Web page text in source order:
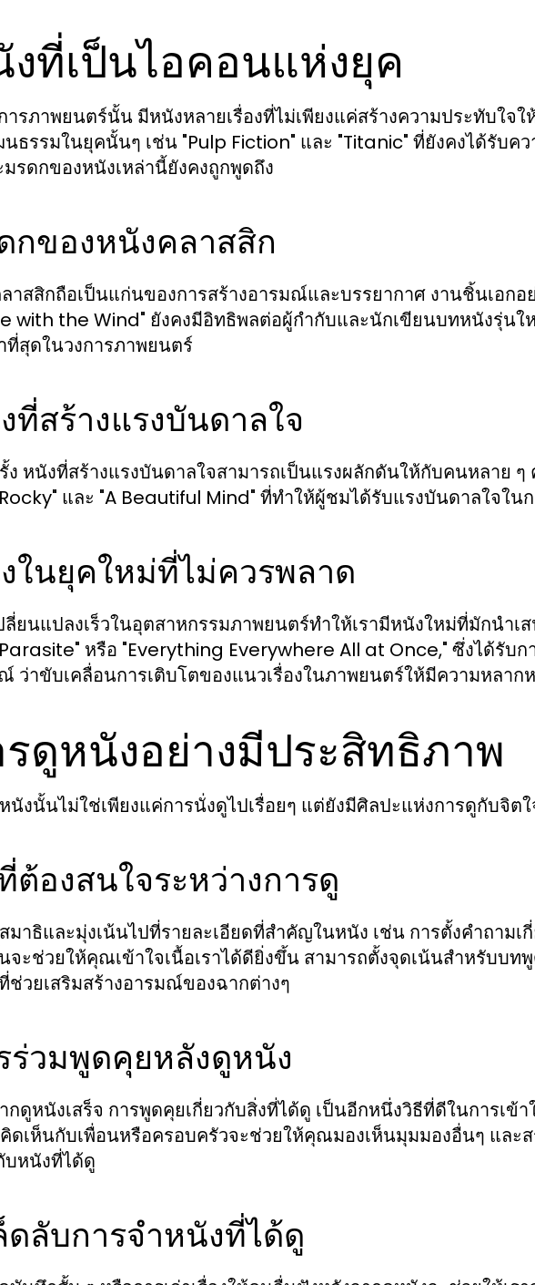
ที่เป็นไอคอนแห่งยุค
ารภาพยนตร์นั้น มีหนังหลายเรื่องที่ไม่เพียงแค่สร้างความประทับใจ
ธรรมในยุคนั้นๆ เช่น "Pulp Fiction" และ "Titanic" ที่ยังคงได้รับค
มรดกของหนังเหล่านี้ยังคงถูกพูดถึง
กของหนังคลาสสิก
าสสิกถือเป็นแก่นของการสร้างอารมณ์และบรรยากาศ งานชิ้นเอก
with the Wind" ยังคงมีอิทธิพลต่อผู้กำกับและนักเขียนบทหนังรุ่นใ
สุดในวงการภาพยนตร์
ที่สร้างแรงบันดาลใจ
ง หนังที่สร้างแรงบันดาลใจสามารถเป็นแรงผลักดันให้กับคนหลาย ๆ
และ "A Beautiful Mind" ที่ทำให้ผู้ชมได้รับแรงบันดาลใจใน
ในยุคใหม่ที่ไม่ควรพลาด
ลี่ยนแปลงเร็วในอุตสาหกรรมภาพยนตร์ทำให้เรามีหนังใหม่ที่มักนำเ
หรือ "Everything Everywhere All at Once," ซึ่งได้รับ
ว่าขับเคลื่อนการเติบโตของแนวเรื่องในภาพยนตร์ให้มีความหลาก
ดูหนังอย่างมีประสิทธิภาพ
นังนั้นไม่ใช่เพียงแค่การนั่งดูไปเรื่อยๆ แต่ยังมีศิลปะแห่งการดูกับจิต
ต้องสนใจระหว่างการดู
มาธิและมุ่งเน้นไปที่รายละเอียดที่สำคัญในหนัง เช่น การตั้งคำถาม
จะช่วยให้คุณเข้าใจเนื้อเราได้ดียิ่งขึ้น สามารถตั้งจุดเน้นสำหรับบ
ช่วยเสริมสร้างอารมณ์ของฉากต่างๆ
ร่วมพูดคุยหลังดูหนัง
กดูหนังเสร็จ การพูดคุยเกี่ยวกับสิ่งที่ได้ดู เป็นอีกหนึ่งวิธีที่ดีในการเข้
ดเห็นกับเพื่อนหรือครอบครัวจะช่วยให้คุณมองเห็นมุมมองอื่นๆ และส
บหนังที่ได้ดู
ดลับการจำหนังที่ได้ดู